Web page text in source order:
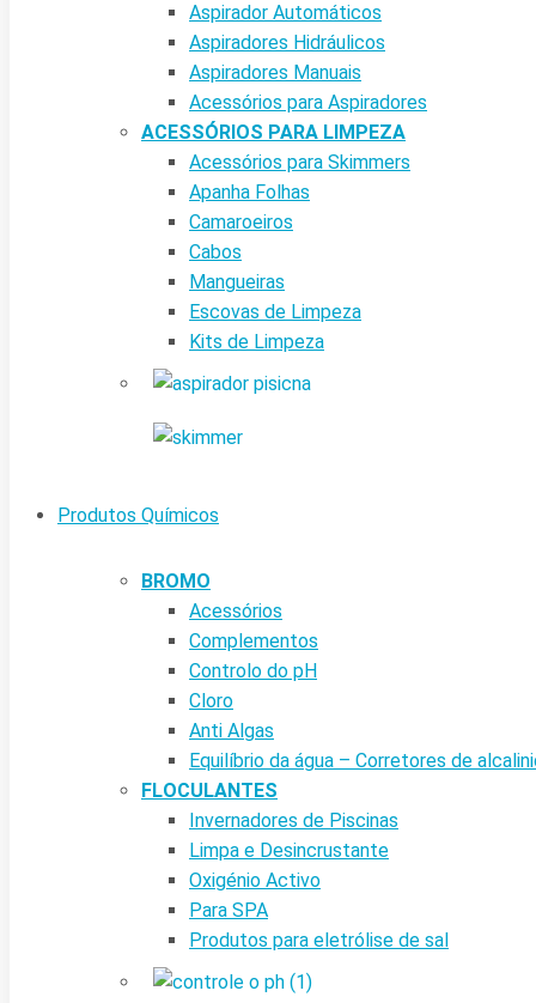
Aspirador Automáticos
Aspiradores Hidráulicos
Aspiradores Manuais
Acessórios para Aspiradores
ACESSÓRIOS PARA LIMPEZA
Acessórios para Skimmers
Apanha Folhas
Camaroeiros
Cabos
Mangueiras
Escovas de Limpeza
Kits de Limpeza
Produtos Químicos
BROMO
Acessórios
Complementos
Controlo do pH
Cloro
Anti Algas
Equilíbrio da água – Corretores de
FLOCULANTES
Invernadores de Piscinas
Limpa e Desincrustante
Oxigénio Activo
Para SPA
Produtos para eletrólise de sal